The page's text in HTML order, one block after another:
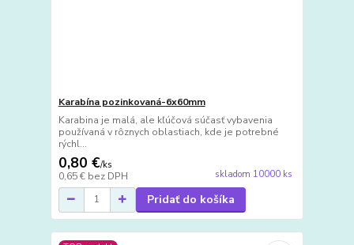
Karabína pozinkovaná-6x60mm
Karabina je malá, ale kľúčová súčasť vybavenia
používaná v rôznych oblastiach, kde je potrebné
rýchl...
0,80 €/ks
0,65 € bez DPH skladom 10000 ks
Pridať do košíka